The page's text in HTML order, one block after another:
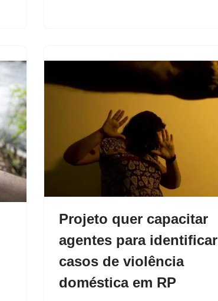
Projeto quer capacitar
agentes para identificar
casos de violência
doméstica em RP